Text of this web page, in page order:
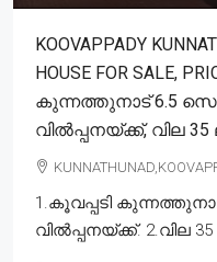
KOOVAPPADY
HOUSE FOR SALE,
കുന്നത്തുനാട് 6.5 സെന്റ്
വിൽപ്പനയ്ക്ക്, വില 35
1.കൂവപ്പടി കുന്നത്തുനാട്
വിൽപ്പനയ്ക്ക്. 2.വില 35